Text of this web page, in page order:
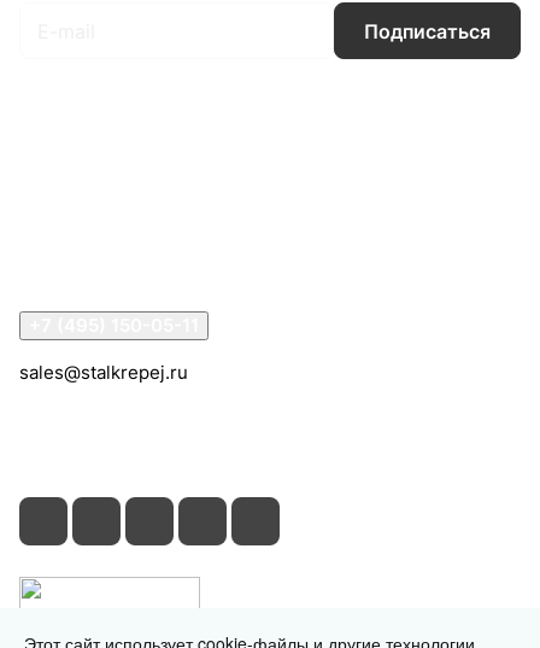
Подписаться
sales@stalkrepej.ru
Этот сайт использует cookie-файлы и другие технологии,